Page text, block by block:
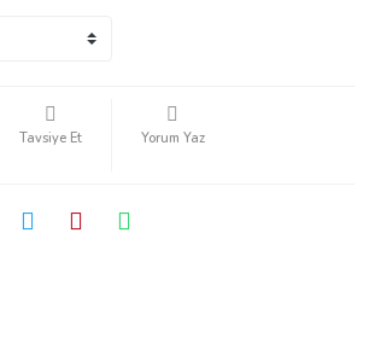
Tavsiye Et Yorum Yaz